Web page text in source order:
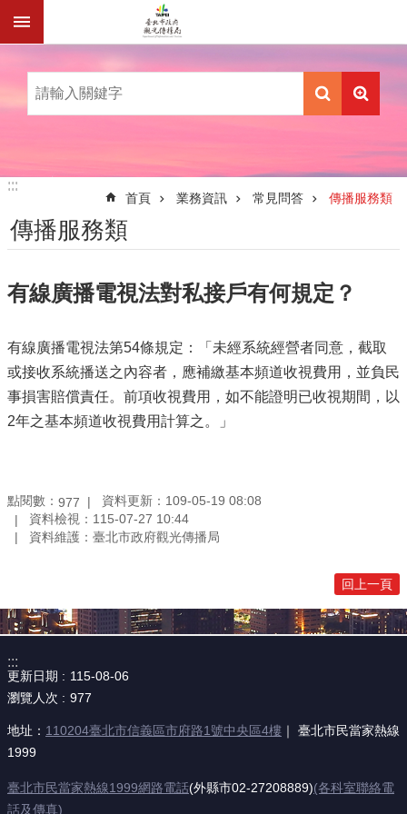
跳到主要內容區塊
:::
:::
首頁 業務資訊 常見問答 傳播服務類
傳播服務類
有線廣播電視法對私接戶有何規定？
有線廣播電視法第54條規定：「未經系統經營者同意，截取
或接收系統播送之內容者，應補繳基本頻道收視費用，並負民
事損害賠償責任。前項收視費用，如不能證明已收視期間，以
2年之基本頻道收視費用計算之。」
點閱數： 977
資料更新：109-05-19 08:08
資料檢視：115-07-27 10:44
資料維護：臺北市政府觀光傳播局
回上一頁
:::
更新日期
115-08-06
瀏覽人次
977
地址： 110204臺北市信義區市府路1號中央區4樓 ｜ 臺北市民當家熱線
1999
臺北市民當家熱線1999網路電話(外縣市02-27208889)(各科室聯絡電
話及傳真)